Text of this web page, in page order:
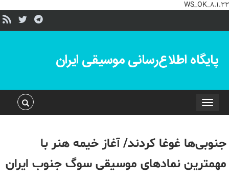
WS_OK_8.1.22
پایگاه اطلاع‌رسانی موسیقی ایران
Toggle
navigation
جنوبی‌ها غوغا کردند/ آغاز خیمه هنر با
مهمترین نمادهای موسیقی سوگ جنوب ایران